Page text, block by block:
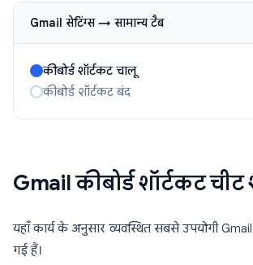
Gmail सेटिंग्स → सामान्य टैब
कीबोर्ड शॉर्टकट चालू
कीबोर्ड शॉर्टकट बंद
Gmail कीबोर्ड शॉर्टकट चीट
यहाँ कार्य के अनुसार व्यवस्थित सबसे उपयोगी
गई हैं।